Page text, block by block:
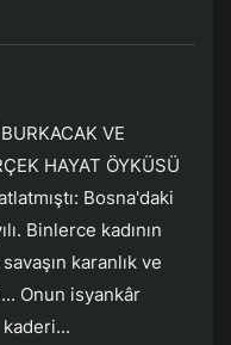
VE
HAYAT ÖYKÜSÜ
Bosna'daki
Binlerce kadının
karanlık ve
Onun isyankâr